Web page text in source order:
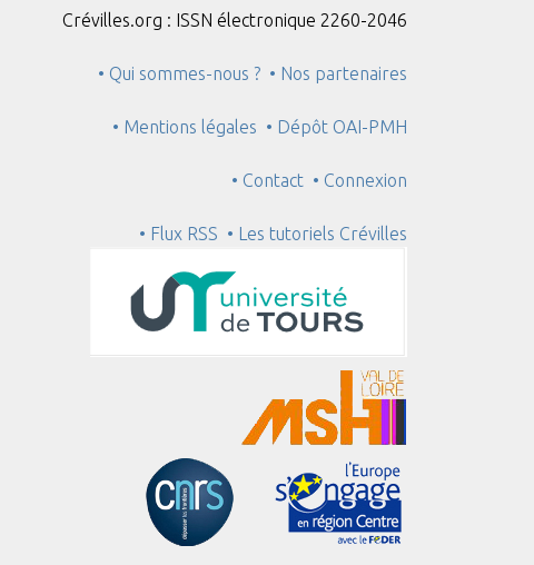
Crévilles.org : ISSN électronique 2260-2046
• Qui sommes-nous ? • Nos partenaires
• Mentions légales • Dépôt OAI-PMH
• Contact • Connexion
• Flux RSS • Les tutoriels Crévilles